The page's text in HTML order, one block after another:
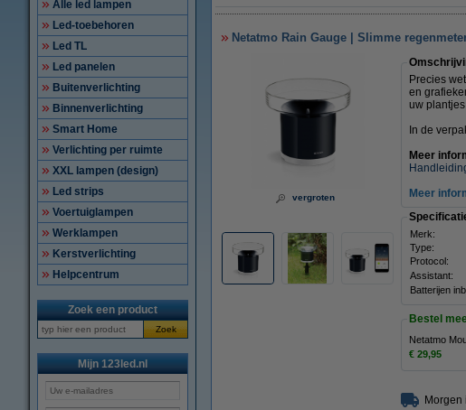
Alle led lampen
Led-toebehoren
Led TL
Led panelen
Buitenverlichting
Binnenverlichting
Smart Home
Verlichting per ruimte
XXL lampen (design)
Led strips
Voertuiglampen
Werklampen
Kerstverlichting
Helpcentrum
Zoek een product
Zoek
Mijn 123led.nl
Netatmo Rain Gauge | Slimme
vergroten
Precies
en
uw
In de
Meer
Meer
Merk:
Type:
Protocol:
Assistant:
Batterijen
Bestel
Netatmo
€ 29,95
Morgen